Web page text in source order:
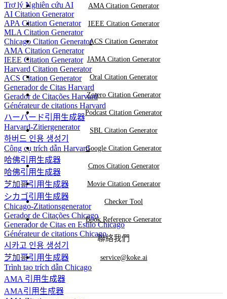
Trợ lý Nghiên cứu AI
AI Citation Generator
APA Citation Generator
MLA Citation Generator
Chicago Citation Generator
AMA Citation Generator
IEEE Citation Generator
Harvard Citation Generator
ACS Citation Generator
Generador de Citas Harvard
Gerador de Citações Harvard
Générateur de citations Harvard
ハーバード引用生成器
Harvard-Zitiergenerator
하버드 인용 생성기
Công cụ trích dẫn Harvard
哈佛引用生成器
哈佛引用生成器
芝加哥引用生成器
シカゴ引用生成器
Chicago-Zitationsgenerator
Gerador de Citações Chicago
Generador de Citas en Estilo Chicago
Générateur de citations Chicago
시카고 인용 생성기
芝加哥引用生成器
Trình tạo trích dẫn Chicago
AMA 引用生成器
AMA引用生成器
AMA Citation Generator
IEEE Citation Generator
ACS Citation Generator
JAMA Citation Generator
Oral Citation Generator
Zotero Citation Generator
Podcast Citation Generator
SBL Citation Generator
Google Citation Generator
Cmos Citation Generator
Movie Citation Generator
Checker Tool
Book Reference Generator
聯絡我們
service@koke.ai